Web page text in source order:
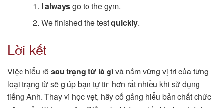
I alwaysgo to the gym.
We finished the testquickly.
Lời kết
Việc hiểu rõsau trạng từ là gìvà nắm vững vị trí của từng
loại trạng từ sẽ giúp bạn tự tin hơn rất nhiều khi sử dụng
tiếng Anh. Thay vì học vẹt, hãy cố gắng hiểu bản chất chức